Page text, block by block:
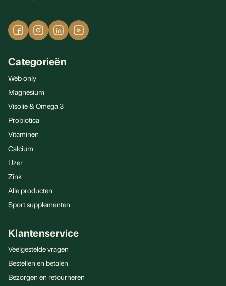
Categorieën
Web only
Magnesium
Visolie & Omega 3
Probiotica
Vitaminen
Calcium
IJzer
Zink
Alle producten
Sport supplementen
Klantenservice
Veelgestelde vragen
Bestellen en betalen
Bezorgen en retourneren